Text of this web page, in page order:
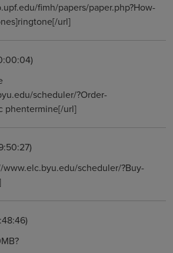
fimh/papers/paper.php?How-
url]
scheduler/?Order-
phentermine[/url]
scheduler/?Buy-